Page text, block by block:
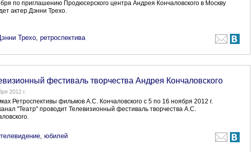
по приглашению Продюсерского центра Андрея Кончаловского в Москву
актер Дэнни Трехо.
Трехо, ретроспектива
фестиваль творчества Андрея Кончаловского
2012 г.
Ретроспективы фильмов А.С. Кончаловского с 5 по 16 ноября 2012 г.
"Театр" проводит Телевизионный фестиваль творчества А.С.
телевидение, юбилей